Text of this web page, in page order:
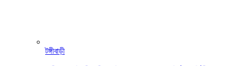
টঙ্গীবাড়ী